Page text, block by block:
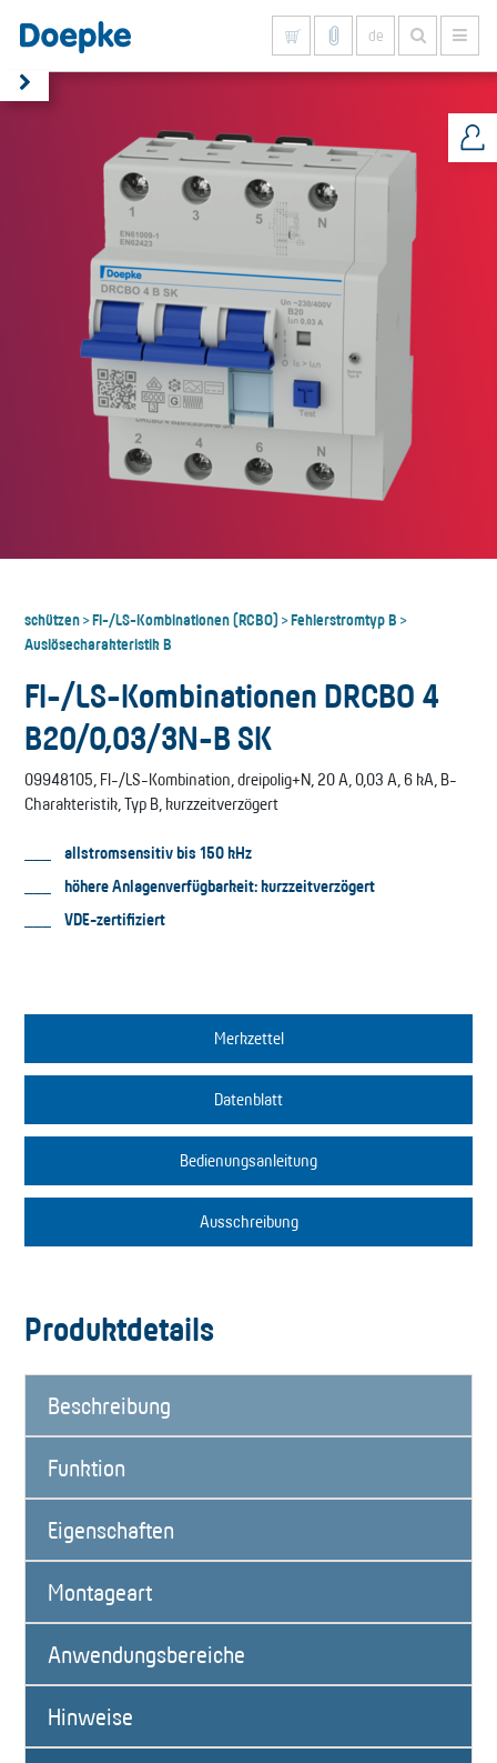
de
schützen>FI-/LS-Kombinationen (RCBO) >Fehlerstromtyp B >
Auslösecharakteristik B
FI-/LS-Kombinationen DRCBO 4
B20/0,03/3N-B SK
09948105, FI-/LS-Kombination, dreipolig+N, 20 A, 0,03 A, 6 kA, B-
Charakteristik, Typ B, kurzzeitverzögert
allstromsensitiv bis 150 kHz
höhere Anlagenverfügbarkeit: kurzzeitverzögert
VDE-zertifiziert
Merkzettel
Datenblatt
Bedienungsanleitung
Ausschreibung
Produktdetails
Beschreibung
Funktion
Eigenschaften
Montageart
Anwendungsbereiche
Hinweise